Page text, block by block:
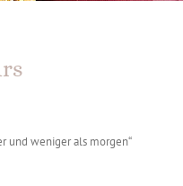
und weniger als morgen“